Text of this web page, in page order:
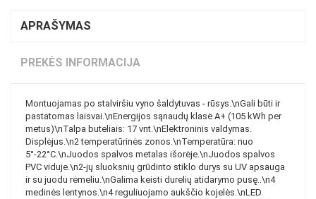
APRAŠYMAS
PREKĖS INFORMACIJA
Montuojamas po stalviršiu vyno šaldytuvas - rūsys.\nGali būti ir
pastatomas laisvai.\nEnergijos sąnaudų klasė A+ (105 kWh per
metus)\nTalpa buteliais: 17 vnt.\nElektroninis valdymas.
Displėjus.\n2 temperatūrinės zonos.\nTemperatūra: nuo
5°-22°C.\nJuodos spalvos metalas išorėje.\nJuodos spalvos
PVC viduje.\n2-jų sluoksnių grūdinto stiklo durys su UV apsauga
ir su juodu rėmeliu.\nGalima keisti durelių atidarymo pusę..\n4
medinės lentynos.\n4 reguliuojamo aukščio kojelės.\nLED